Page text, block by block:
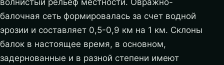
волнистый рельеф местности. Овражно-
балочная сеть формировалась за счет водной
эрозии и составляет 0,5-0,9 км на 1 км. Склоны
балок в настоящее время, в основном,
задернованные и в разной степени имеют